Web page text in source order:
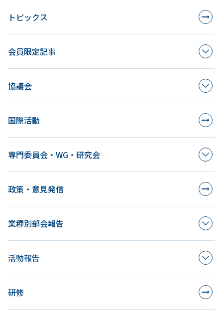
トピックス
会員限定記事
協議会
国際活動
専門委員会・WG・研究会
政策・意見発信
業種別部会報告
活動報告
研修